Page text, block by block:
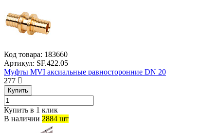
Код товара: 183660
Артикул: SF.422.05
Муфты MVI аксиальные равносторонние DN 20
277
Купить
Купить в 1 клик
В наличии 2884 шт